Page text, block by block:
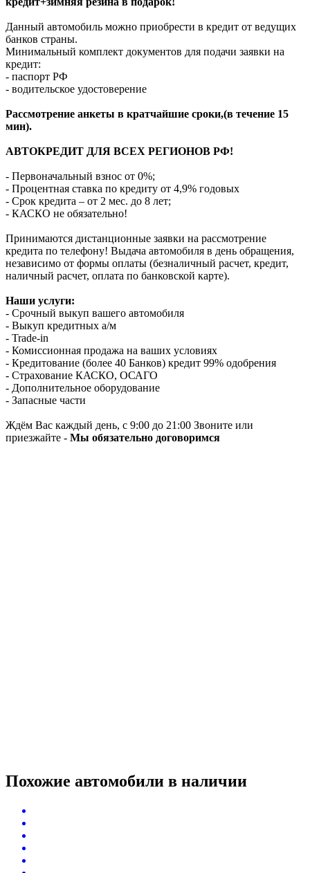
Данный автомобиль можно приобрести в кредит от ведущих
банков страны.
Минимальный комплект документов для подачи заявки на
кредит:
- паспорт РФ
- водительское удостоверение
Рассмотрение анкеты в кратчайшие сроки,(в течение 15
мин).
АВТОКРЕДИТ ДЛЯ ВСЕХ РЕГИОНОВ РФ!
- Первоначальный взнос от 0%;
- Процентная ставка по кредиту от 4,9% годовых
- Срок кредита – от 2 мес. до 8 лет;
- КАСКО не обязательно!
Принимаются дистанционные заявки на рассмотрение
кредита по телефону! Выдача автомобиля в день обращения,
независимо от формы оплаты (безналичный расчет, кредит,
наличный расчет, оплата по банковской карте).
Наши услуги:
- Срочный выкуп вашего автомобиля
- Выкуп кредитных а/м
- Trade-in
- Комиссионная продажа на ваших условиях
- Кредитование (более 40 Банков) кредит 99% одобрения
- Страхование КАСКО, ОСАГО
- Дополнительное оборудование
- Запасные части
Ждём Вас каждый день, с 9:00 до 21:00 Звоните или
приезжайте - Мы обязательно договоримся
Похожие автомобили в наличии